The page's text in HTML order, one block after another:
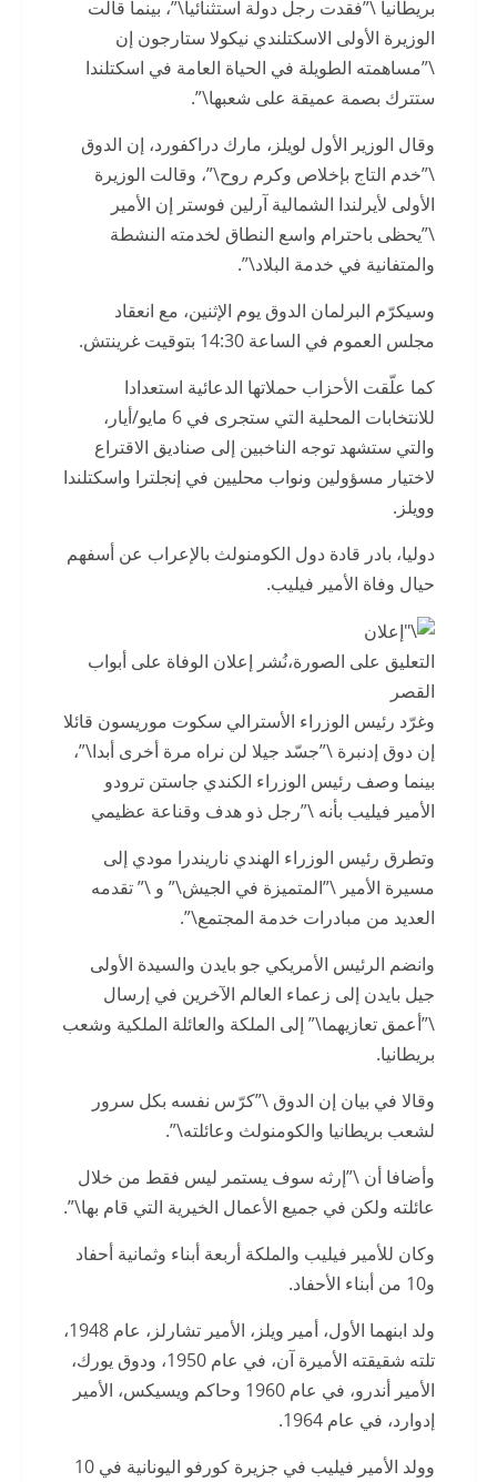
بريطانيا \”فقدت رجل دولة استثنائيا\”، بينما قالت
الوزيرة الأولى الاسكتلندي نيكولا ستارجون إن
\”مساهمته الطويلة في الحياة العامة في اسكتلندا
ستترك بصمة عميقة على شعبها\”.
وقال الوزير الأول لويلز، مارك دراكفورد، إن الدوق
\”خدم التاج بإخلاص وكرم روح\”، وقالت الوزيرة
الأولى لأيرلندا الشمالية آرلين فوستر إن الأمير
\”يحظى باحترام واسع النطاق لخدمته النشطة
والمتفانية في خدمة البلاد\”.
وسيكرّم البرلمان الدوق يوم الإثنين، مع انعقاد
مجلس العموم في الساعة 14:30 بتوقيت غرينتش.
كما علّقت الأحزاب حملاتها الدعائية استعدادا
للانتخابات المحلية التي ستجرى في 6 مايو/أيار،
والتي ستشهد توجه الناخبين إلى صناديق الاقتراع
لاختيار مسؤولين ونواب محليين في إنجلترا واسكتلندا
وويلز.
دوليا، بادر قادة دول الكومنولث بالإعراب عن أسفهم
حيال وفاة الأمير فيليب.
التعليق على الصورة،نُشر إعلان الوفاة على أبواب
القصر
وغرّد رئيس الوزراء الأسترالي سكوت موريسون قائلا
إن دوق إدنبرة \”جسّد جيلا لن نراه مرة أخرى أبدا\”،
بينما وصف رئيس الوزراء الكندي جاستن ترودو
الأمير فيليب بأنه \”رجل ذو هدف وقناعة عظيمي
وتطرق رئيس الوزراء الهندي ناريندرا مودي إلى
مسيرة الأمير \”المتميزة في الجيش\” و \” تقدمه
العديد من مبادرات خدمة المجتمع\”.
وانضم الرئيس الأمريكي جو بايدن والسيدة الأولى
جيل بايدن إلى زعماء العالم الآخرين في إرسال
\”أعمق تعازيهما\” إلى الملكة والعائلة الملكية وشعب
بريطانيا.
وقالا في بيان إن الدوق \”كرّس نفسه بكل سرور
لشعب بريطانيا والكومنولث وعائلته\”.
وأضافا أن \”إرثه سوف يستمر ليس فقط من خلال
عائلته ولكن في جميع الأعمال الخيرية التي قام بها\”.
وكان للأمير فيليب والملكة أربعة أبناء وثمانية أحفاد
و10 من أبناء الأحفاد.
ولد ابنهما الأول، أمير ويلز، الأمير تشارلز، عام 1948،
تلته شقيقته الأميرة آن، في عام 1950، ودوق يورك،
الأمير أندرو، في عام 1960 وحاكم ويسيكس، الأمير
إدوارد، في عام 1964.
وولد الأمير فيليب في جزيرة كورفو اليونانية في 10